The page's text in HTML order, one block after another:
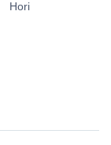
Hori